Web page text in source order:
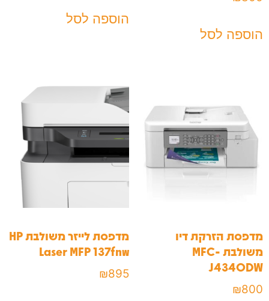
הוספה לסל
הוספה לסל
מדפסת הזרקת דיו
משולבת ‎MFC-
J4340DW
₪800
מדפסת לייזר משולבת HP
Laser MFP 137fnw
₪895